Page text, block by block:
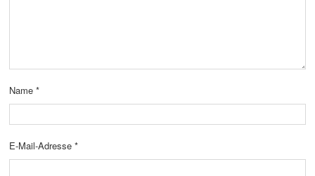
Name *
E-Mail-Adresse *